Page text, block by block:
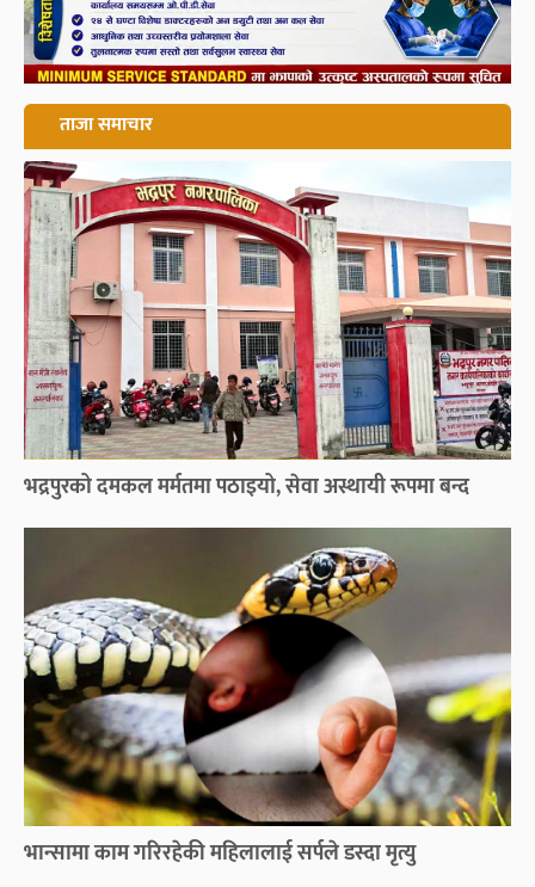
ताजा समाचार
भद्रपुरको दमकल मर्मतमा पठाइयो, सेवा अस्थायी रूपमा बन्द
भान्सामा काम गरिरहेकी महिलालाई सर्पले डस्दा मृत्यु